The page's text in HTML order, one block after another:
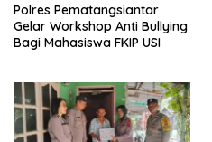
Polres Pematangsiantar
Gelar Workshop Anti Bullying
Bagi Mahasiswa FKIP USI